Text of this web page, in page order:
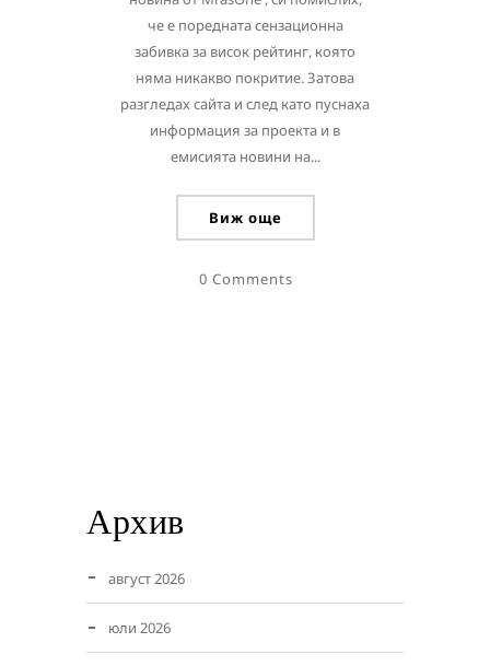
че е поредната сензационна
забивка за висок рейтинг, която
няма никакво покритие. Затова
разгледах сайта и след като пуснаха
информация за проекта и в
емисията новини на...
Виж още
0 Comments
Архив
август 2026
юли 2026